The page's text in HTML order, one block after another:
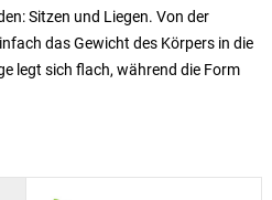
Sitzen und Liegen. Von der
das Gewicht des Körpers in die
legt sich flach, während die Form